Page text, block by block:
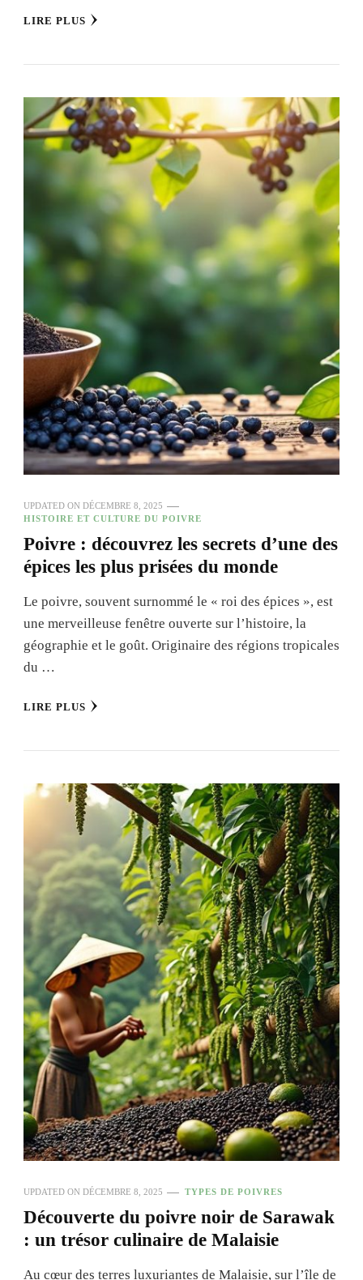
LIRE PLUS
UPDATED ON DÉCEMBRE 8, 2025
HISTOIRE ET CULTURE DU POIVRE
Poivre : découvrez les secrets d’une des
épices les plus prisées du monde
Le poivre, souvent surnommé le « roi des épices », est
une merveilleuse fenêtre ouverte sur l’histoire, la
géographie et le goût. Originaire des régions tropicales
du …
LIRE PLUS
UPDATED ON DÉCEMBRE 8, 2025 TYPES DE POIVRES
Découverte du poivre noir de Sarawak
: un trésor culinaire de Malaisie
Au cœur des terres luxuriantes de Malaisie, sur l’île de